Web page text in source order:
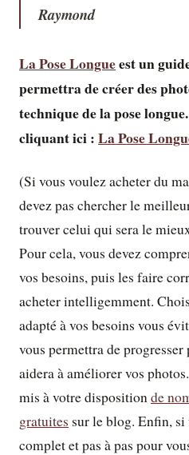
Raymond
La Pose Longueest un
permettra de créer des
technique de la pose
cliquant ici :La Pose
(Si vous voulez acheter du
devez pas chercher le
trouver celui qui sera le
Pour cela, vous devez
vos besoins, puis les faire
acheter intelligemment.
adapté à vos besoins vous
vous permettra de
aidera à améliorer vos
mis à votre dispositionde
gratuites sur le blog. Enfin,
complet et pas à pas pour